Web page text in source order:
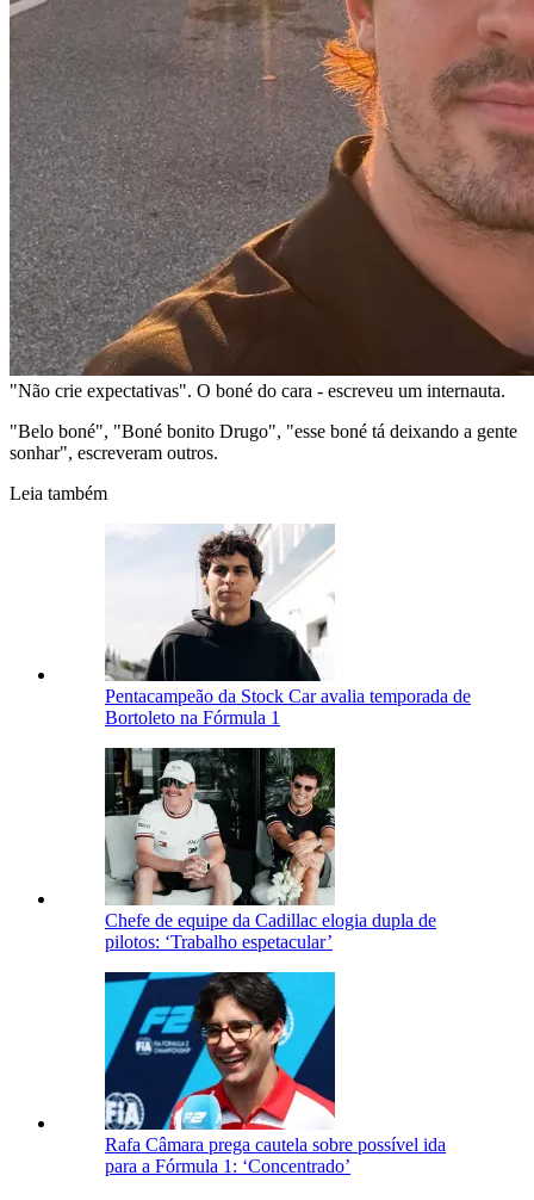
"Não crie expectativas". O boné do cara - escreveu um internauta.
"Belo boné", "Boné bonito Drugo", "esse boné tá deixando a gente
sonhar", escreveram outros.
Leia também
Pentacampeão da Stock Car avalia temporada de
Bortoleto na Fórmula 1
Chefe de equipe da Cadillac elogia dupla de
pilotos: ‘Trabalho espetacular’
Rafa Câmara prega cautela sobre possível ida
para a Fórmula 1: ‘Concentrado’